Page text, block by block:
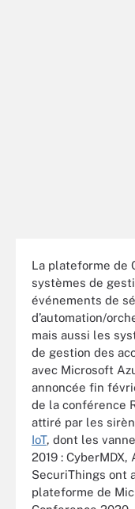
La plateforme de
systèmes de
événements de
d’automation/
mais aussi les
de gestion des
avec Microsoft
annoncée fin
de la conférence
attiré par les
IoT, dont les
2019 :
SecuriThings ont
plateforme de